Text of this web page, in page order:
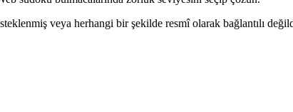
veya herhangi bir şekilde resmî olarak bağlantılı